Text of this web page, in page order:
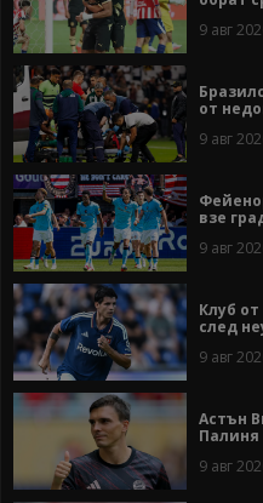
9 авг
от
9 авг
взе
9 авг
Клуб
след
9 авг
Астън
Палиня
9 авг